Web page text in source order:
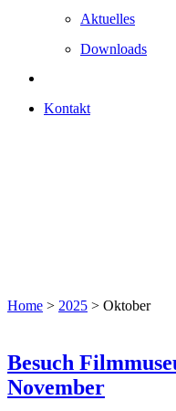
Aktuelles
Downloads
Kontakt
Home > 2025 > Oktober
Besuch
November